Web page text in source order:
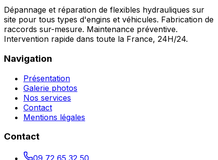
Dépannage et réparation de flexibles hydrauliques sur
site pour tous types d'engins et véhicules. Fabrication de
raccords sur-mesure. Maintenance préventive.
Intervention rapide dans toute la France, 24H/24.
Navigation
Présentation
Galerie photos
Nos services
Contact
Mentions légales
Contact
09 72 65 32 50